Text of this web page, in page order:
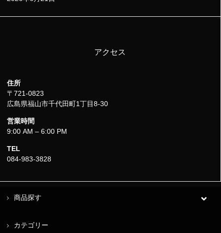
アクセス
住所
〒721-0823
広島県福山市千代田町1丁目8-30
営業時間
9:00 AM – 6:00 PM
TEL
084-983-3828
商品探す
カテゴリー